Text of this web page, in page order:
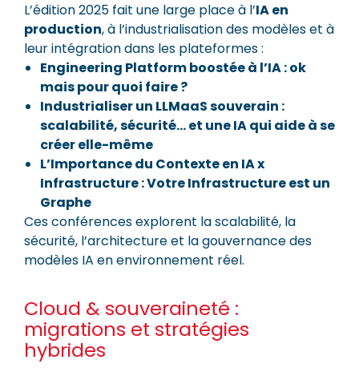
L’édition 2025 fait une large place à l’IA en
production, à l’industrialisation des modèles et à
leur intégration dans les plateformes :
Engineering Platform boostée à l’IA : ok
mais pour quoi faire ?
Industrialiser un LLMaaS souverain :
scalabilité, sécurité… et une IA qui aide à se
créer elle-même
L’Importance du Contexte en IA x
Infrastructure : Votre Infrastructure est un
Graphe
Ces conférences explorent la scalabilité, la
sécurité, l’architecture et la gouvernance des
modèles IA en environnement réel.
Cloud & souveraineté :
migrations et stratégies
hybrides